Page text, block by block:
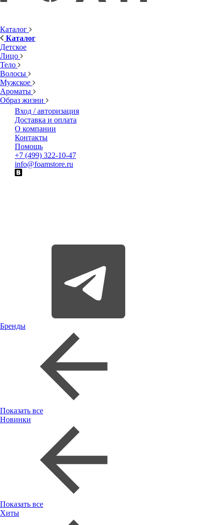
Каталог
Каталог
Детское
Лицо
Тело
Волосы
Мужское
Ароматы
Образ жизни
Вход / авторизация
Доставка и оплата
О компании
Контакты
Помощь
+7 (499) 322-10-47
info@foamstore.ru
Бренды
Показать все
Новинки
Показать все
Хиты